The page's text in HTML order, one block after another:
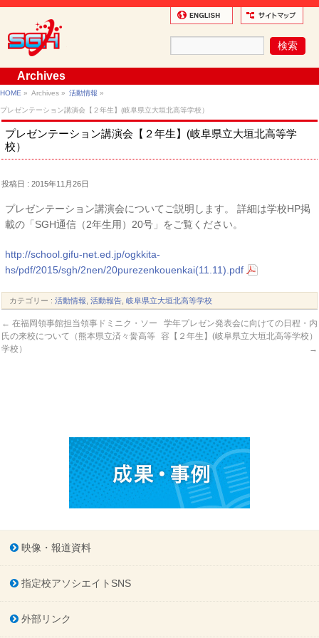
Archives
HOME » Archives » 活動情報 »
プレゼンテーション講演会【２年生】(岐阜県立大垣北高等学校）
プレゼンテーション講演会【２年生】(岐阜県立大垣北高等学
校）
投稿日 : 2015年11月26日
プレゼンテーション講演会についてご説明します。 詳細は学校HP掲
載の「SGH通信（2年生用）20号」をご覧ください。
http://school.gifu-net.ed.jp/ogkkita-
hs/pdf/2015/sgh/2nen/20purezenkouenkai(11.11).pdf
カテゴリー :活動情報 ,活動報告 ,岐阜県立大垣北高等学校
← 在福岡領事館担当領事ドミニク・ソー
氏の来校について（熊本県立済々黌高等
学校）
学年プレゼン発表会に向けての日程・内
容【２年生】(岐阜県立大垣北高等学校）
→
映像・報道資料
指定校アソシエイトSNS
外部リンク